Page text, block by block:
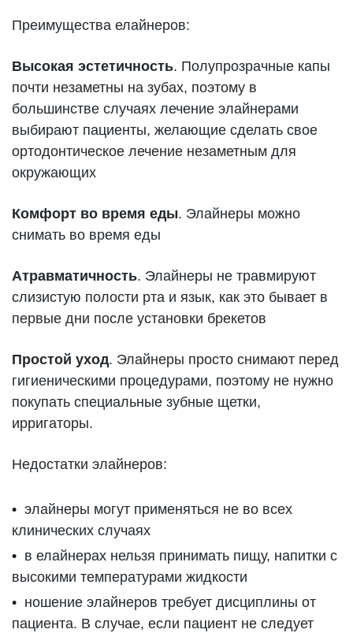
Преимущества елайнеров:
Высокая эстетичность. Полупрозрачные капы
почти незаметны на зубах, поэтому в
большинстве случаях лечение элайнерами
выбирают пациенты, желающие сделать свое
ортодонтическое лечение незаметным для
окружающих
Комфорт во время еды. Элайнеры можно
снимать во время еды
Атравматичность. Элайнеры не травмируют
слизистую полости рта и язык, как это бывает в
первые дни после установки брекетов
Простой уход. Элайнеры просто снимают перед
гигиеническими процедурами, поэтому не нужно
покупать специальные зубные щетки,
ирригаторы.
Недостатки элайнеров:
элайнеры могут применяться не во всех
клинических случаях
в елайнерах нельзя принимать пищу, напитки с
высокими температурами жидкости
ношение элайнеров требует дисциплины от
пациента. В случае, если пациент не следует